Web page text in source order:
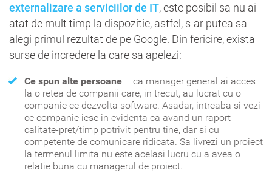
externalizare a serviciilor de IT, este posibil sa nu ai
atat de mult timp la dispozitie, astfel, s-ar putea sa
alegi primul rezultat de pe Google. Din fericire, exista
surse de incredere la care sa apelezi:
Ce spun alte persoane – ca manager general ai acces
la o retea de companii care, in trecut, au lucrat cu o
companie ce dezvolta software. Asadar, intreaba si vezi
ce companie iese in evidenta ca avand un raport
calitate-pret/timp potrivit pentru tine, dar si cu
competente de comunicare ridicata. Sa livrezi un proiect
la termenul limita nu este acelasi lucru cu a avea o
relatie buna cu managerul de proiect.